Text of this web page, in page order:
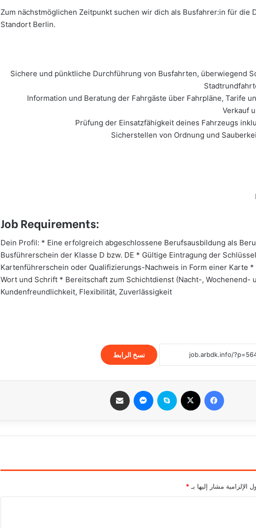
Zum nächstmöglichen Zeitpunkt suchen wir dich als Busfahrer:in für die
Standort Berlin.
* Sichere und pünktliche Durchführung von Busfahrten, überwiegend
Job Requirements:
Dein Profil: * Eine erfolgreich abgeschlossene Berufsausbildung als
Busführerschein der Klasse D bzw. DE * Gültige Eintragung der
Kartenführerschein oder Qualifizierungs-Nachweis in Form einer Karte
Wort und Schrift * Bereitschaft zum Schichtdienst (Nacht-, Wochenend-
Kundenfreundlichkeit, Flexibilität, Zuverlässigkeit
نسخ الرابط
الإلزامية مشار إليها بـ *